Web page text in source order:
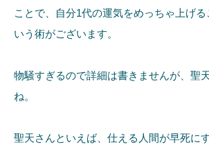
ことで、自分1代の運気をめっちゃ上げる
いう術がございます。
物騒すぎるので詳細は書きませんが、聖
ね。
聖天さんといえば、仕える人間が早死に